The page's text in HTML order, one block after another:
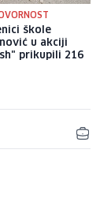
škole
u akciji
prikupili 216